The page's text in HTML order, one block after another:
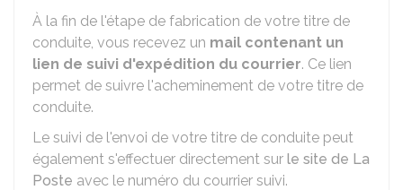
À la fin de l'étape de fabrication de votre titre de
conduite, vous recevez un mail contenant un
lien de suivi d'expédition du courrier. Ce lien
permet de suivre l'acheminement de votre titre de
conduite.
Le suivi de l'envoi de votre titre de conduite peut
également s'effectuer directement sur le site de La
Poste avec le numéro du courrier suivi.